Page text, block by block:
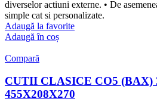
diverselor actiuni externe. • De
simple cat si personalizate.
Adaugă la favorite
Adaugă în coș
Compară
CUTII CLASICE CO5 (BAX)
455X208X270